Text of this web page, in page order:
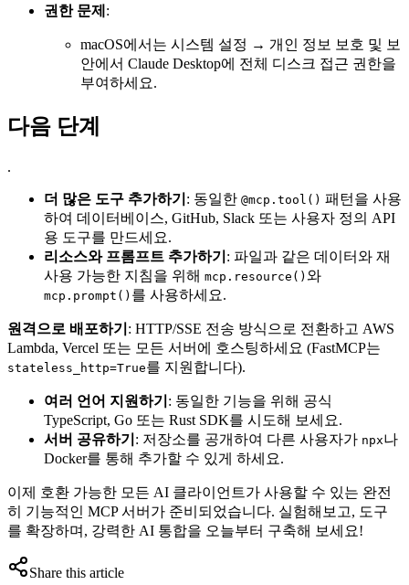
권한 문제 :
macOS에서는 시스템 설정 → 개인 정보 보호 및 보
안에서 Claude Desktop에 전체 디스크 접근 권한을
부여하세요.
다음 단계
.
더 많은 도구 추가하기 : 동일한 @mcp.tool() 패턴을 사용
하여 데이터베이스, GitHub, Slack 또는 사용자 정의 API
용 도구를 만드세요.
리소스와 프롬프트 추가하기 : 파일과 같은 데이터와 재
사용 가능한 지침을 위해 mcp.resource() 와
mcp.prompt() 를 사용하세요.
원격으로 배포하기 : HTTP/SSE 전송 방식으로 전환하고 AWS
Lambda, Vercel 또는 모든 서버에 호스팅하세요 (FastMCP는
stateless_http=True를 지원합니다).
여러 언어 지원하기 : 동일한 기능을 위해 공식
TypeScript, Go 또는 Rust SDK를 시도해 보세요.
서버 공유하기 : 저장소를 공개하여 다른 사용자가 npx나
Docker를 통해 추가할 수 있게 하세요.
이제 호환 가능한 모든 AI 클라이언트가 사용할 수 있는 완전
히 기능적인 MCP 서버가 준비되었습니다. 실험해보고, 도구
를 확장하며, 강력한 AI 통합을 오늘부터 구축해 보세요!
Share this article